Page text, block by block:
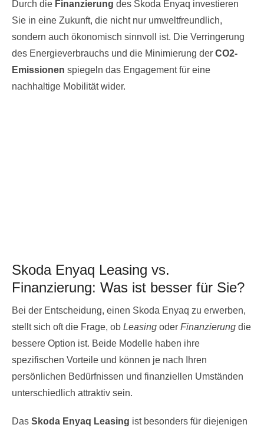
Durch die Finanzierung des Skoda Enyaq investieren
Sie in eine Zukunft, die nicht nur umweltfreundlich,
sondern auch ökonomisch sinnvoll ist. Die Verringerung
des Energieverbrauchs und die Minimierung der CO2-
Emissionen spiegeln das Engagement für eine
nachhaltige Mobilität wider.
Skoda Enyaq Leasing vs.
Finanzierung: Was ist besser für Sie?
Bei der Entscheidung, einen Skoda Enyaq zu erwerben,
stellt sich oft die Frage, ob Leasing oder Finanzierung die
bessere Option ist. Beide Modelle haben ihre
spezifischen Vorteile und können je nach Ihren
persönlichen Bedürfnissen und finanziellen Umständen
unterschiedlich attraktiv sein.
Das Skoda Enyaq Leasing ist besonders für diejenigen